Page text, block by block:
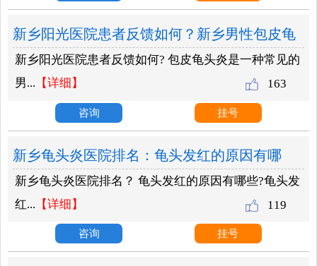
新乡阳光医院患者反馈如何？新乡男性包皮龟
头炎的致因？
163
新乡阳光医院患者反馈如何? 包皮龟头炎是一种常见的
男... 【详细】
咨询 挂号
新乡龟头炎医院排名：龟头发红的原因有哪
些？
119
新乡龟头炎医院排名？ 龟头发红的原因有哪些?龟头发
红... 【详细】
咨询 挂号